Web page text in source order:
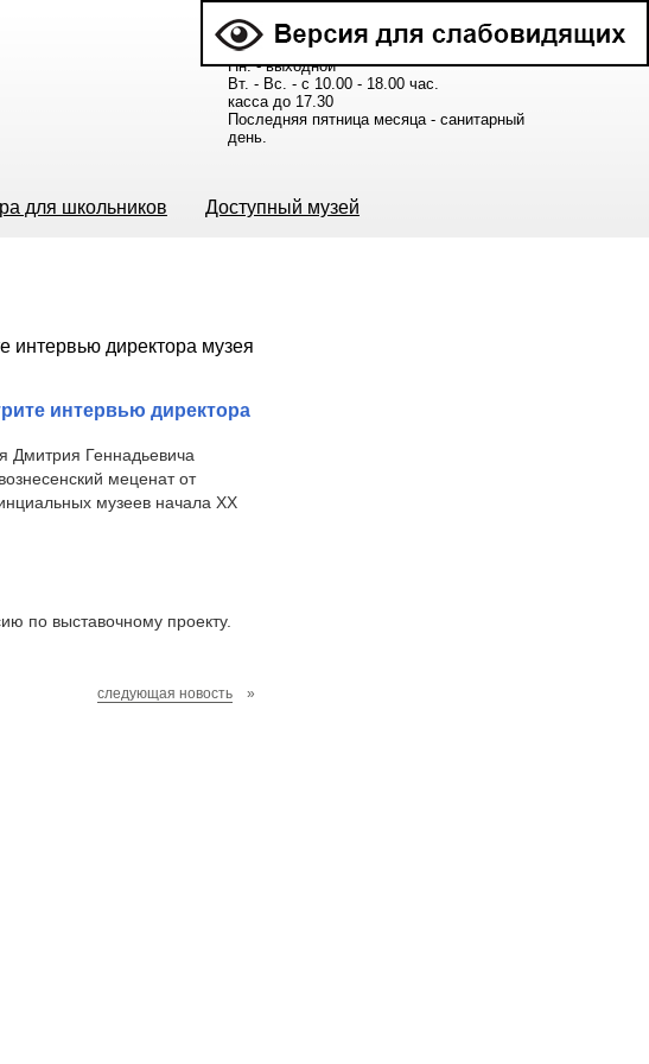
Расписание работы музея:
Пн. - выходной
Вт. - Вс. - с 10.00 - 18.00 час.
касса до 17.30
Последняя пятница месяца - санитарный
день.
для школьников Доступный музей
интервью директора
Дмитрия Геннадьевича
меценат от
музеев начала XX
по выставочному проекту.
следующая новость »